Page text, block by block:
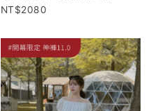
2080